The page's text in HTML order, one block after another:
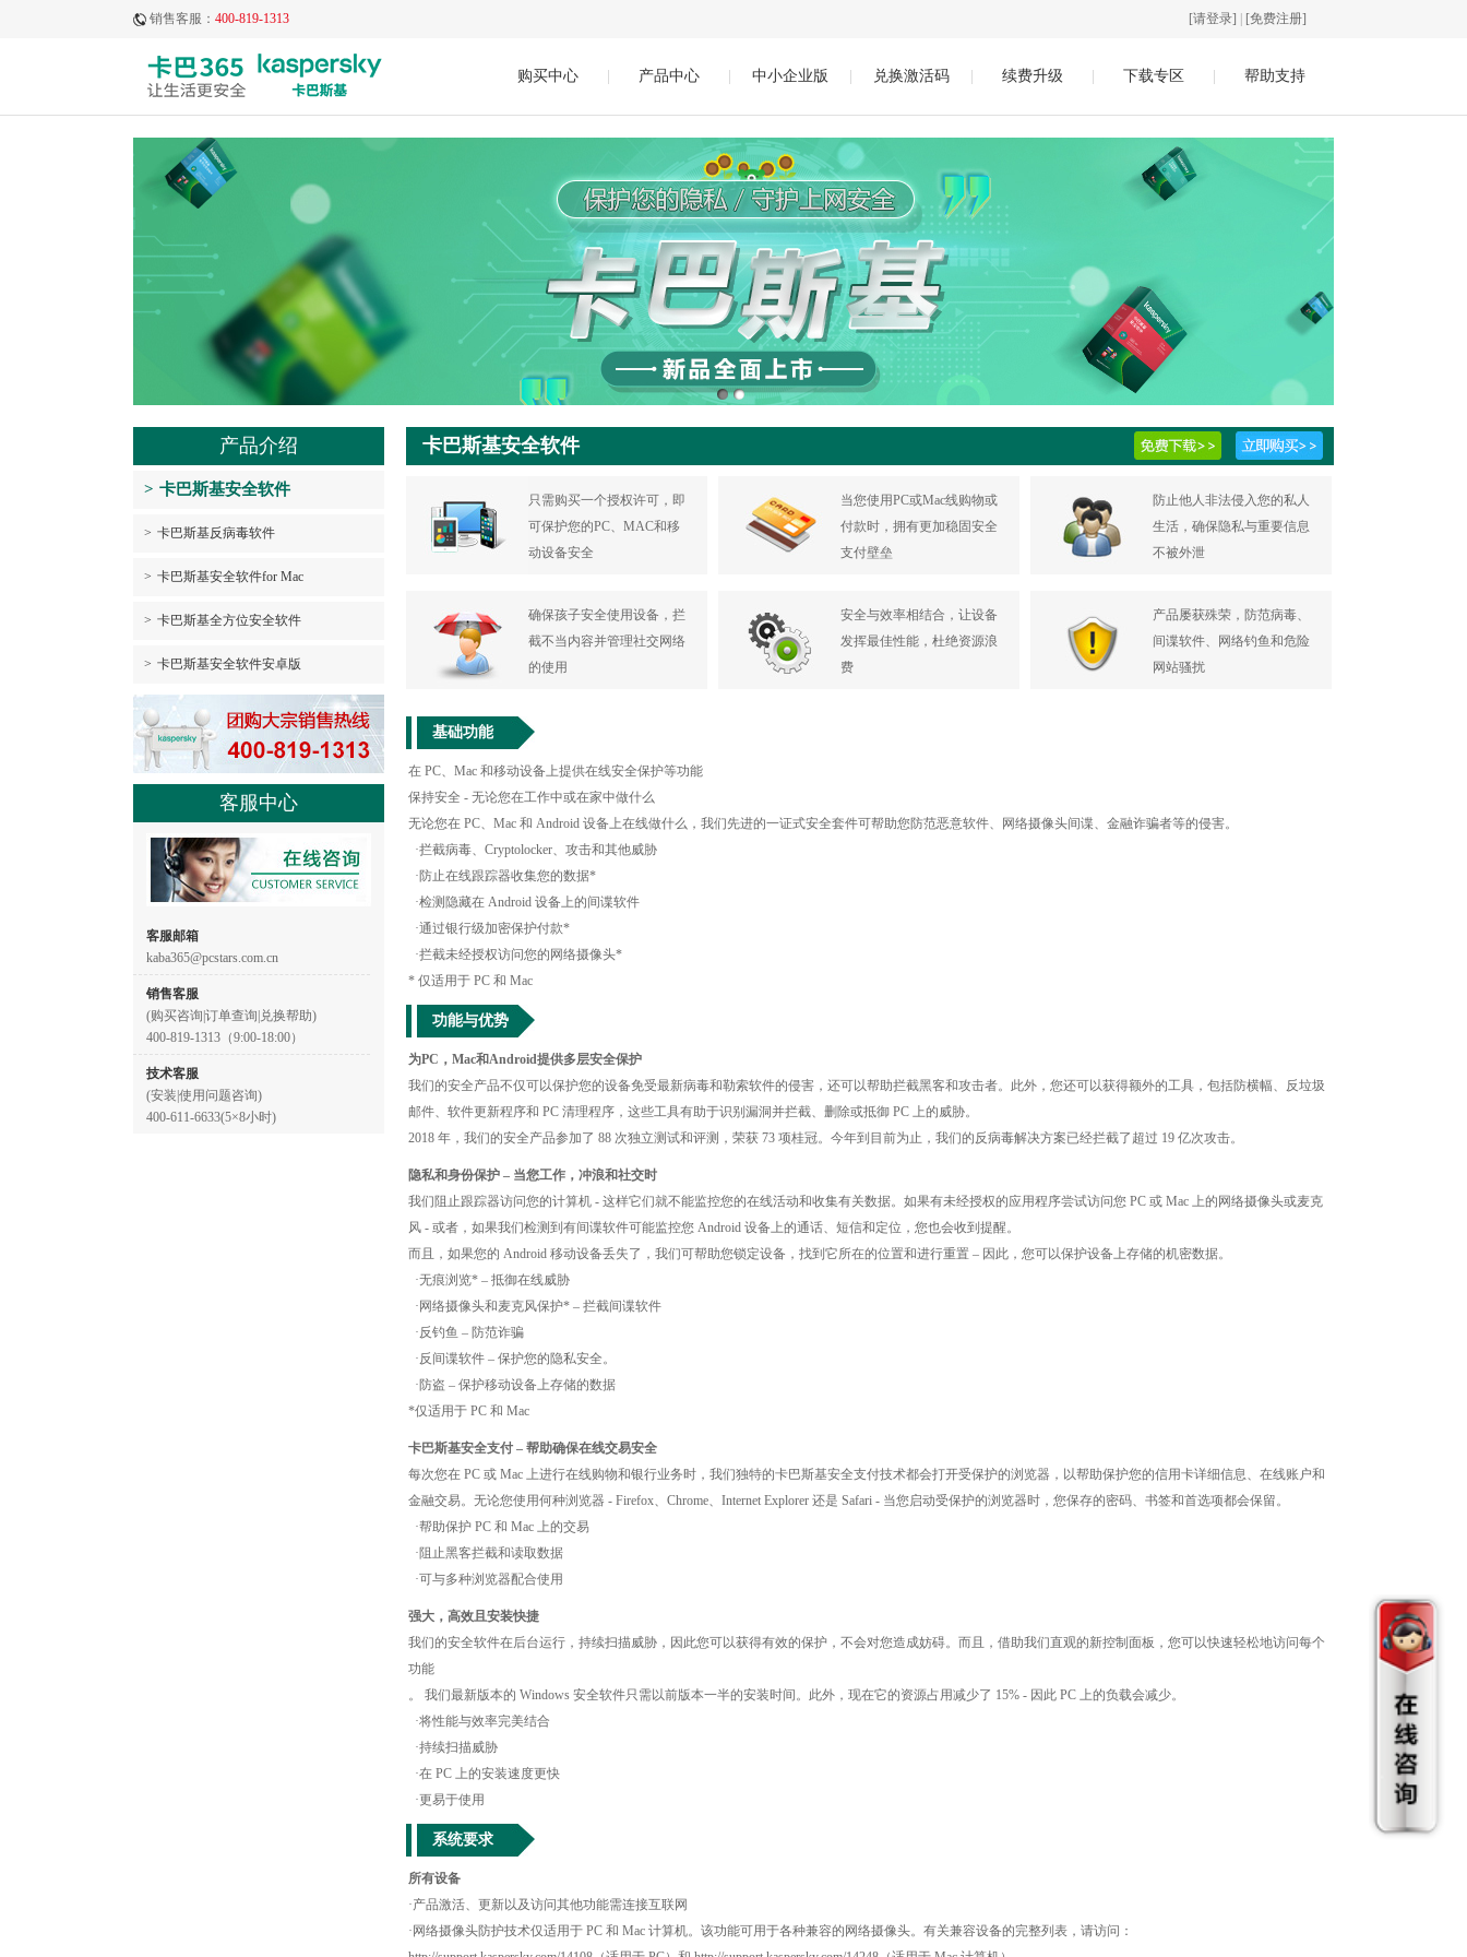
销售客服： 400-819-1313 [请登录] [免费注册]
购买中心 产品中心 中小企业版 兑换激活码 续费升级 下载专区 帮助支持
产品介绍
> 卡巴斯基安全软件
> 卡巴斯基反病毒软件
> 卡巴斯基安全软件for Mac
> 卡巴斯基全方位安全软件
> 卡巴斯基安全软件安卓版
客服中心
客服邮箱
kaba365@pcstars.com.cn
销售客服
(购买咨询|订单查询|兑换帮助)
400-819-1313（9:00-18:00）
技术客服
(安装|使用问题咨询)
400-611-6633(5×8小时)
卡巴斯基安全软件
只需购买一个授权许可，即
可保护您的PC、MAC和移
动设备安全
当您使用PC或Mac线购物或
付款时，拥有更加稳固安全
支付壁垒
防止他人非法侵入您的私人
生活，确保隐私与重要信息
不被外泄
确保孩子安全使用设备，拦
截不当内容并管理社交网络
的使用
安全与效率相结合，让设备
发挥最佳性能，杜绝资源浪
费
产品屡获殊荣，防范病毒、
间谍软件、网络钓鱼和危险
网站骚扰
基础功能
在 PC、Mac 和移动设备上提供在线安全保护等功能
保持安全 - 无论您在工作中或在家中做什么
无论您在 PC、Mac 和 Android 设备上在线做什么，我们先进的一证式安全套件可帮助您防范恶意软件、网络摄像头间谍、金融诈骗者等的侵害。
·拦截病毒、Cryptolocker、攻击和其他威胁
·防止在线跟踪器收集您的数据*
·检测隐藏在 Android 设备上的间谍软件
·通过银行级加密保护付款*
·拦截未经授权访问您的网络摄像头*
* 仅适用于 PC 和 Mac
功能与优势
为PC，Mac和Android提供多层安全保护
我们的安全产品不仅可以保护您的设备免受最新病毒和勒索软件的侵害，还可以帮助拦截黑客和攻击者。此外，您还可以获得额外的工具，包括防横幅、反垃圾
邮件、软件更新程序和 PC 清理程序，这些工具有助于识别漏洞并拦截、删除或抵御 PC 上的威胁。
2018 年，我们的安全产品参加了 88 次独立测试和评测，荣获 73 项桂冠。今年到目前为止，我们的反病毒解决方案已经拦截了超过 19 亿次攻击。
隐私和身份保护 – 当您工作，冲浪和社交时
我们阻止跟踪器访问您的计算机 - 这样它们就不能监控您的在线活动和收集有关数据。如果有未经授权的应用程序尝试访问您 PC 或 Mac 上的网络摄像头或麦克
风 - 或者，如果我们检测到有间谍软件可能监控您 Android 设备上的通话、短信和定位，您也会收到提醒。
而且，如果您的 Android 移动设备丢失了，我们可帮助您锁定设备，找到它所在的位置和进行重置 – 因此，您可以保护设备上存储的机密数据。
·无痕浏览* – 抵御在线威胁
·网络摄像头和麦克风保护* – 拦截间谍软件
·反钓鱼 – 防范诈骗
·反间谍软件 – 保护您的隐私安全。
·防盗 – 保护移动设备上存储的数据
*仅适用于 PC 和 Mac
卡巴斯基安全支付 – 帮助确保在线交易安全
每次您在 PC 或 Mac 上进行在线购物和银行业务时，我们独特的卡巴斯基安全支付技术都会打开受保护的浏览器，以帮助保护您的信用卡详细信息、在线账户和
金融交易。无论您使用何种浏览器 - Firefox、Chrome、Internet Explorer 还是 Safari - 当您启动受保护的浏览器时，您保存的密码、书签和首选项都会保留。
·帮助保护 PC 和 Mac 上的交易
·阻止黑客拦截和读取数据
·可与多种浏览器配合使用
强大，高效且安装快捷
我们的安全软件在后台运行，持续扫描威胁，因此您可以获得有效的保护，不会对您造成妨碍。而且，借助我们直观的新控制面板，您可以快速轻松地访问每个
功能
。 我们最新版本的 Windows 安全软件只需以前版本一半的安装时间。此外，现在它的资源占用减少了 15% - 因此 PC 上的负载会减少。
·将性能与效率完美结合
·持续扫描威胁
·在 PC 上的安装速度更快
·更易于使用
系统要求
所有设备
·产品激活、更新以及访问其他功能需连接互联网
·网络摄像头防护技术仅适用于 PC 和 Mac 计算机。该功能可用于各种兼容的网络摄像头。有关兼容设备的完整列表，请访问：